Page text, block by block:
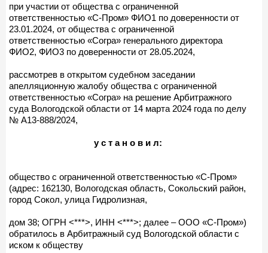
при участии от общества с ограниченной
ответственностью «С-Пром» ФИО1 по доверенности от
23.01.2024, от общества с ограниченной
ответственностью «Согра» генерального директора
ФИО2, ФИО3 по доверенности от 28.05.2024,
рассмотрев в открытом судебном заседании
апелляционную жалобу общества с ограниченной
ответственностью «Согра» на решение Арбитражного
суда Вологодской области от 14 марта 2024 года по делу
№ А13-888/2024,
у с т а н о в и л:
общество с ограниченной ответственностью «С-Пром»
(адрес: 162130, Вологодская область, Сокольский район,
город Сокол, улица Гидролизная,
дом 38; ОГРН <***>, ИНН <***>; далее – ООО «С-Пром»)
обратилось в Арбитражный суд Вологодской области с
иском к обществу